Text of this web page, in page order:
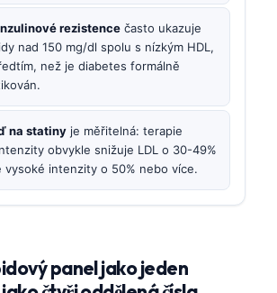
rezistence často ukazuje
nad 150 mg/dl spolu s nízkým HDL,
než je diabetes formálně
na statiny je měřitelná: terapie
obvykle snižuje LDL o 30-49%
vysoké intenzity o 50% nebo více.
panel jako jeden